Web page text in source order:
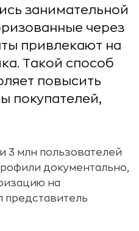
занимательной
через
привлекают на
Такой способ
повысить
покупателей,
3 млн пользователей
документально,
на
представитель